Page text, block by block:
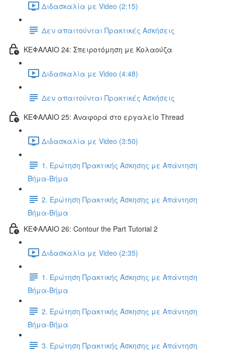
Διδασκαλία με Video (2:15)
Δεν απαιτούνται Πρακτικές Ασκήσεις
ΚΕΦΑΛΑΙΟ 24: Σπειροτόμηση με Κολαούζα
Διδασκαλία με Video (4:48)
Δεν απαιτούνται Πρακτικές Ασκήσεις
ΚΕΦΑΛΑΙΟ 25: Αναφορά στο εργαλείο Thread
Διδασκαλία με Video (3:50)
1. Ερώτηση Πρακτικής Άσκησης με Απάντηση
Βήμα-Βήμα
2. Ερώτηση Πρακτικής Άσκησης με Απάντηση
Βήμα-Βήμα
ΚΕΦΑΛΑΙΟ 26: Contour the Part Tutorial 2
Διδασκαλία με Video (2:35)
1. Ερώτηση Πρακτικής Άσκησης με Απάντηση
Βήμα-Βήμα
2. Ερώτηση Πρακτικής Άσκησης με Απάντηση
Βήμα-Βήμα
3. Ερώτηση Πρακτικής Άσκησης με Απάντηση